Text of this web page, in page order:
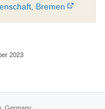
Bremen
2023